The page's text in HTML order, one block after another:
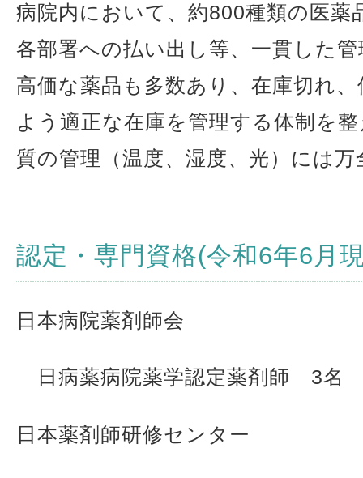
病院内において、約800種類の医薬
各部署への払い出し等、一貫した
高価な薬品も多数あり、在庫切れ
よう適正な在庫を管理する体制を
質の管理（温度、湿度、光）には
認定・専門資格(令和6年6月
日本病院薬剤師会
日病薬病院薬学認定薬剤師 3名
日本薬剤師研修センター